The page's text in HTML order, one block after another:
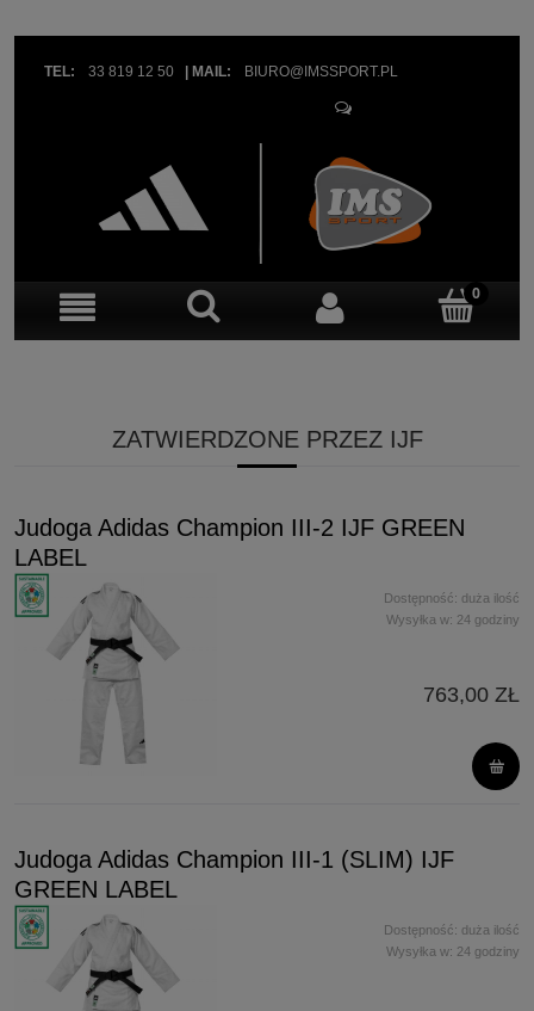
TEL: 33 819 12 50 MAIL: BIURO@IMSSPORT.PL
ZATWIERDZONE PRZEZ IJF
Judoga Adidas Champion III-2 IJF GREEN
LABEL
Dostępność: duża ilość
Wysyłka w: 24 godziny
763,00 ZŁ
Judoga Adidas Champion III-1 (SLIM) IJF
GREEN LABEL
Dostępność: duża ilość
Wysyłka w: 24 godziny